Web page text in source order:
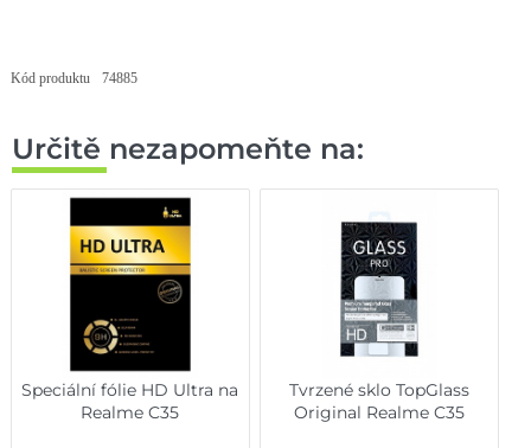
Kód produktu 74885
Určitě nezapomeňte na:
Speciální fólie HD Ultra na
Realme C35
Tvrzené sklo TopGlass
Original Realme C35